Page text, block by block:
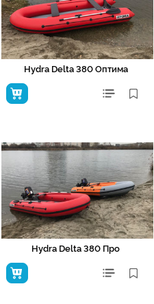
Hydra Delta 380 Оптима
Hydra Delta 380 Про